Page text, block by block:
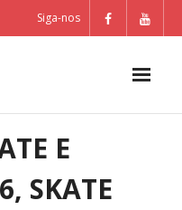
Siga-nos
E
SKATE